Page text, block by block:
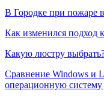
В Городке при пожаре
Как изменился подход
Какую люстру
Сравнение Windows и
операционную систему